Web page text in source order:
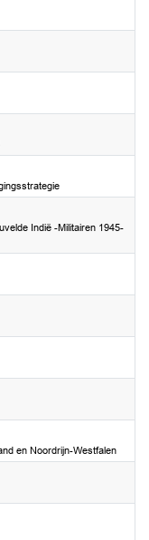
Indië -Militairen 1945-
en Noordrijn-Westfalen